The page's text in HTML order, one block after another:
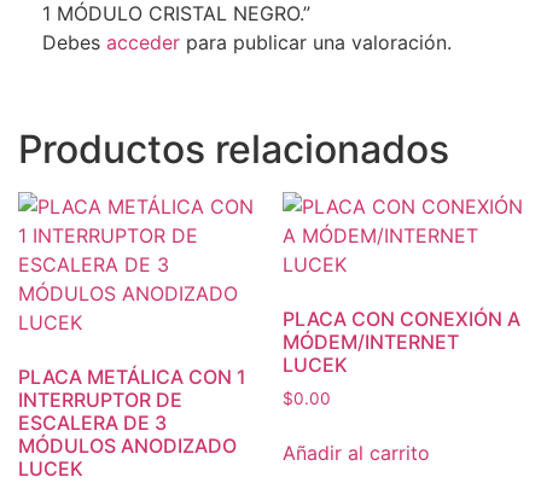
1 MÓDULO CRISTAL NEGRO.”
Debes acceder para publicar una valoración.
Productos relacionados
PLACA METÁLICA CON 1
INTERRUPTOR DE
ESCALERA DE 3
MÓDULOS ANODIZADO
LUCEK
PLACA CON CONEXIÓN A
MÓDEM/INTERNET
LUCEK
$0.00
Añadir al carrito